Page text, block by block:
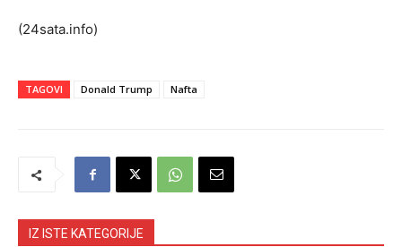
(24sata.info)
TAGOVI Donald Trump Nafta
IZ ISTE KATEGORIJE